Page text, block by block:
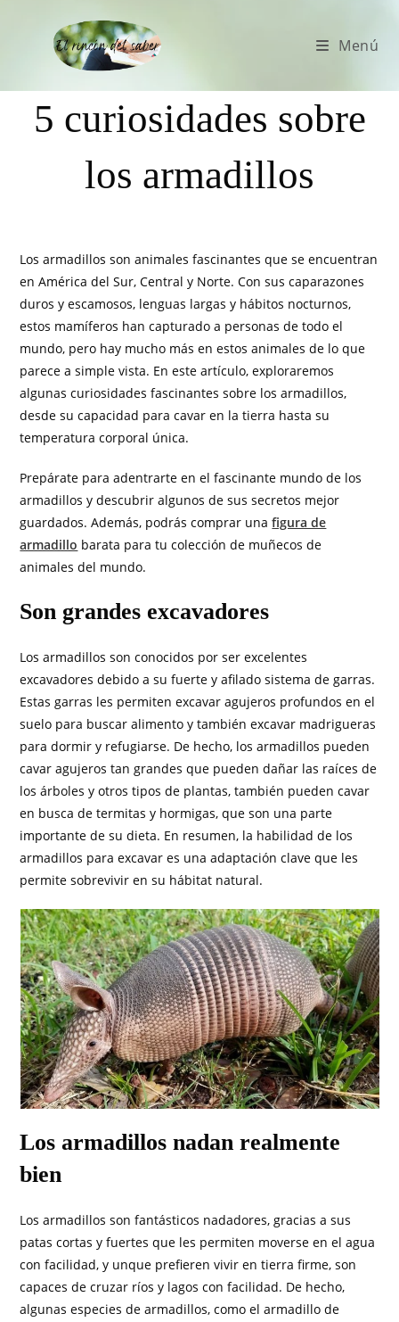
Menú
5 curiosidades sobre
los armadillos
Los armadillos son animales fascinantes que se encuentran
en América del Sur, Central y Norte. Con sus caparazones
duros y escamosos, lenguas largas y hábitos nocturnos,
estos mamíferos han capturado a personas de todo el
mundo, pero hay mucho más en estos animales de lo que
parece a simple vista. En este artículo, exploraremos
algunas curiosidades fascinantes sobre los armadillos,
desde su capacidad para cavar en la tierra hasta su
temperatura corporal única.
Prepárate para adentrarte en el fascinante mundo de los
armadillos y descubrir algunos de sus secretos mejor
guardados. Además, podrás comprar unafigura de
armadillo barata para tu colección de muñecos de
animales del mundo.
Son grandes excavadores
Los armadillos son conocidos por ser excelentes
excavadores debido a su fuerte y afilado sistema de garras.
Estas garras les permiten excavar agujeros profundos en el
suelo para buscar alimento y también excavar madrigueras
para dormir y refugiarse. De hecho, los armadillos pueden
cavar agujeros tan grandes que pueden dañar las raíces de
los árboles y otros tipos de plantas, también pueden cavar
en busca de termitas y hormigas, que son una parte
importante de su dieta. En resumen, la habilidad de los
armadillos para excavar es una adaptación clave que les
permite sobrevivir en su hábitat natural.
Los armadillos nadan realmente
bien
Los armadillos son fantásticos nadadores, gracias a sus
patas cortas y fuertes que les permiten moverse en el agua
con facilidad, y unque prefieren vivir en tierra firme, son
capaces de cruzar ríos y lagos con facilidad. De hecho,
algunas especies de armadillos, como el armadillo de